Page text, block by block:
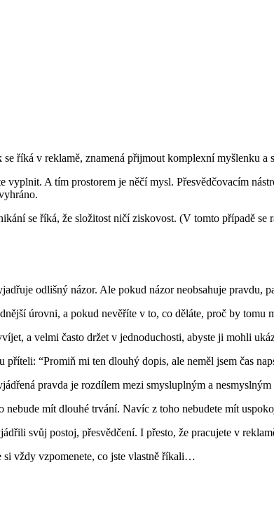
říká v reklamě, znamená přijmout komplexní myšlenku a
A tím prostorem je něčí mysl. Přesvědčovacím
se říká, že složitost ničí ziskovost. (V tomto případě se
odlišný názor. Ale pokud názor neobsahuje pravdu,
úrovni, a pokud nevěříte v to, co děláte, proč by tomu
a velmi často držet v jednoduchosti, abyste ji mohli
“Promiň mi ten dlouhý dopis, ale neměl jsem čas
pravda je rozdílem mezi smysluplným a
nebude mít dlouhé trvání. Navíc z toho nebudete mít
svůj postoj, přesvědčení. I přesto, že pracujete v
si vždy vzpomenete, co jste vlastně říkali…